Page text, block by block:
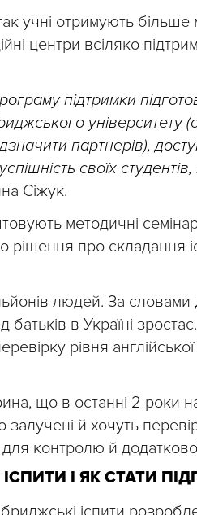
учні отримують
центри всіляко
підтримки
університету
партнерів),
своїх
Сіжук.
методичні
рішення про складання
людей. За словами
батьків в Україні
рівня
що в останні 2 роки
й хочуть
контролю й
І ЯК СТАТИ